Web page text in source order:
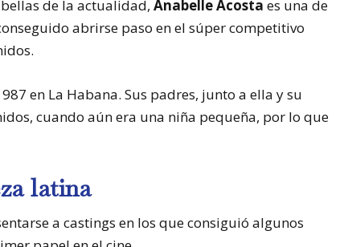
bellas de la actualidad,Anabelle Acosta es una de
abrirse paso en el súper competitivo
en La Habana. Sus padres, junto a ella y su
cuando aún era una niña pequeña, por lo que
latina
a castings en los que consiguió algunos